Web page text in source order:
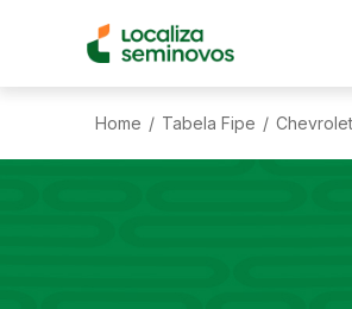
Home / Tabela Fipe / Chevrolet